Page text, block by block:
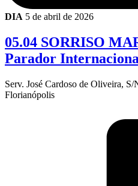
DIA 5 de abril de 2026
05.04 SORRISO
Parador
Serv. José Cardoso de Oliveira,
Florianópolis